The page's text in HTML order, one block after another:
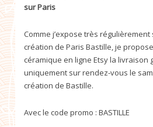
sur Paris
Comme j’expose très
création de Paris Bastille, je
céramique en ligne Etsy la livraison
uniquement sur rendez-vous le
création de Bastille.
Avec le code promo : BASTILLE